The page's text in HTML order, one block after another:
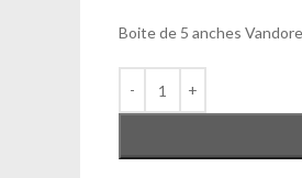
Boite de 5 anches